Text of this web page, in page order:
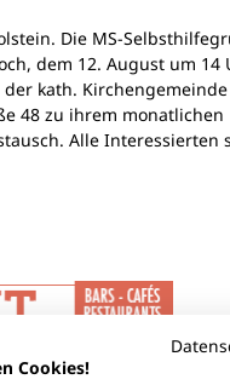
Die MS-
dem 12. August um 14
kath.
48 zu ihrem monatlichen
Alle Interessierten
Cookies!